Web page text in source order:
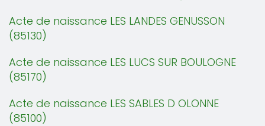
Acte de naissance LES LANDES GENUSSON
(85130)
Acte de naissance LES LUCS SUR BOULOGNE
(85170)
Acte de naissance LES SABLES D OLONNE
(85100)